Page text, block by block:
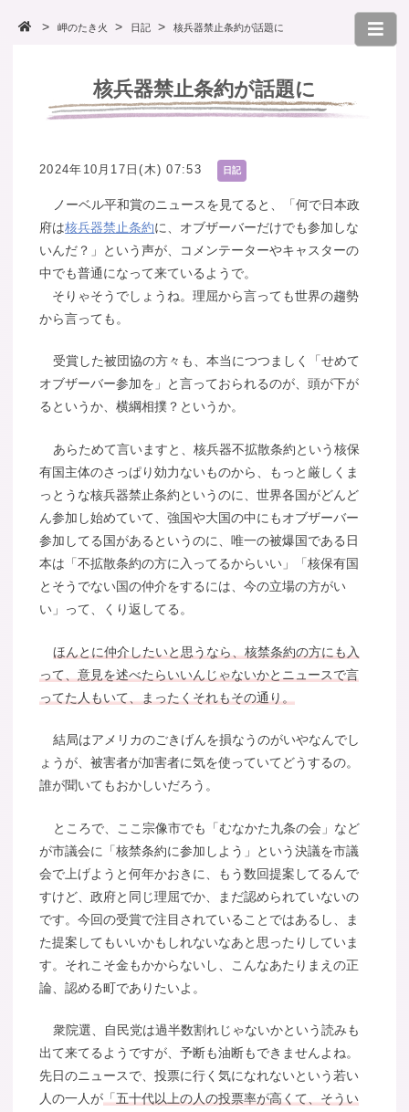
岬のたき火 日記 核兵器禁止条約が話題に
核兵器禁止条約が話題に
2024年10月17日(木) 07:53 日記
ノーベル平和賞のニュースを見てると、「何で日本政
府は核兵器禁止条約に、オブザーバーだけでも参加しな
いんだ？」という声が、コメンテーターやキャスターの
中でも普通になって来ているようで。
そりゃそうでしょうね。理屈から言っても世界の趨勢
から言っても。
受賞した被団協の方々も、本当につつましく「せめて
オブザーバー参加を」と言っておられるのが、頭が下が
るというか、横綱相撲？というか。
あらためて言いますと、核兵器不拡散条約という核保
有国主体のさっぱり効力ないものから、もっと厳しくま
っとうな核兵器禁止条約というのに、世界各国がどんど
ん参加し始めていて、強国や大国の中にもオブザーバー
参加してる国があるというのに、唯一の被爆国である日
本は「不拡散条約の方に入ってるからいい」「核保有国
とそうでない国の仲介をするには、今の立場の方がい
い」って、くり返してる。
ほんとに仲介したいと思うなら、核禁条約の方にも入
って、意見を述べたらいいんじゃないかとニュースで言
ってた人もいて、まったくそれもその通り。
結局はアメリカのごきげんを損なうのがいやなんでし
ょうが、被害者が加害者に気を使っていてどうするの。
誰が聞いてもおかしいだろう。
ところで、ここ宗像市でも「むなかた九条の会」など
が市議会に「核禁条約に参加しよう」という決議を市議
会で上げようと何年かおきに、もう数回提案してるんで
すけど、政府と同じ理屈でか、まだ認められていないの
です。今回の受賞で注目されていることではあるし、ま
た提案してもいいかもしれないなあと思ったりしていま
す。それこそ金もかからないし、こんなあたりまえの正
論、認める町でありたいよ。
衆院選、自民党は過半数割れじゃないかという読みも
出て来てるようですが、予断も油断もできませんよね。
先日のニュースで、投票に行く気になれないという若い
人の一人が 「五十代以上の人の投票率が高くて、そうい